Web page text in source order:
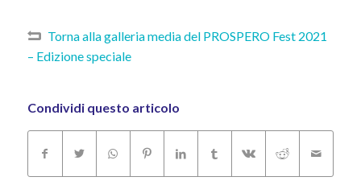
Torna alla galleria media del PROSPERO Fest 2021
– Edizione speciale
Condividi questo articolo